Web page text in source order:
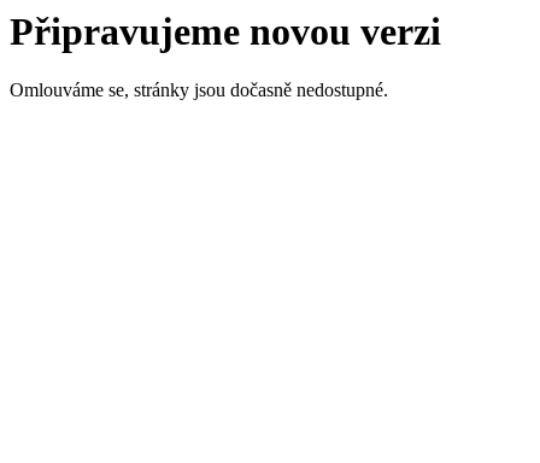
Připravujeme novou verzi
Omlouváme se, stránky jsou dočasně nedostupné.